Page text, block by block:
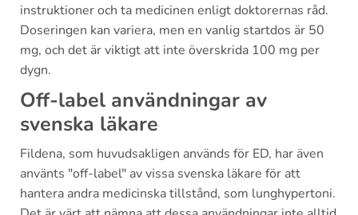
instruktioner och ta medicinen enligt doktorernas råd.
Doseringen kan variera, men en vanlig startdos är 50
mg, och det är viktigt att inte överskrida 100 mg per
dygn.
Off-label användningar av
svenska läkare
Fildena, som huvudsakligen används för ED, har även
använts "off-label" av vissa svenska läkare för att
hantera andra medicinska tillstånd, som lunghypertoni.